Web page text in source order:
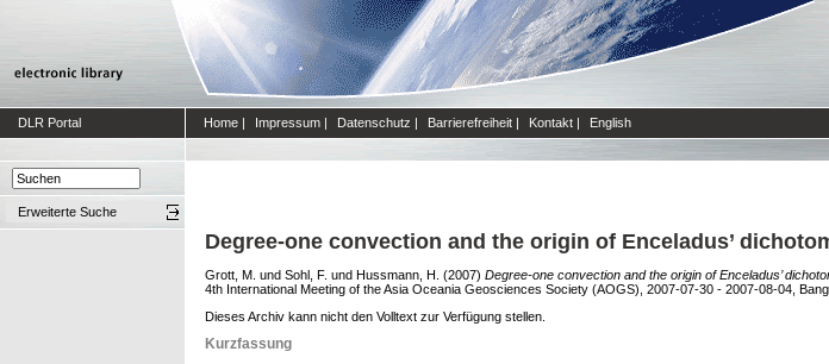
DLR Portal Home | Impressum | Datenschutz | Barrierefreiheit | Kontakt | English
Erweiterte Suche
Degree-one convection and the origin of Enceladus’
Grott, M. und Sohl, F. und Hussmann, H. (2007) Degree-one convection and the origin of Enceladus’
4th International Meeting of the Asia Oceania Geosciences Society (AOGS), 2007-07-30 - 2007-08-04,
Dieses Archiv kann nicht den Volltext zur Verfügung stellen.
Kurzfassung